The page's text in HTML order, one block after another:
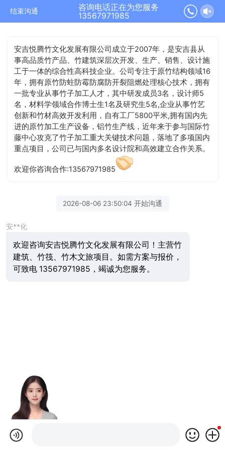
结束沟通
咨询电话正在为您服务
13567971985
安吉悦腾竹文化发展有限公司成立于2007年，是安吉县从
事高品质竹产品、竹建筑深层次开发、生产、销售、设计施
工于一体的综合性高科技企业。公司专注于原竹结构领域16
年，拥有原竹防蛀防霉防腐防开裂阻燃处理核心技术，拥有
一批专业从事竹子加工人才，其中研发成员3名，设计师5
名，材料学领域合作博士生1名及研究生5名,企业从事竹艺
创新和竹材高效开发利用，自有工厂5800平米,拥有国内先
进的原竹加工生产设备，铝竹生产线，近年来于参与国际竹
藤中心攻克了竹子加工重大关键技术问题，落地了多项国内
重点项目，公司已与国内多名设计院和高效建立合作关系。
欢迎你咨询合作:13567971985
2026-08-06 23:50:04 开始沟通
安**化
欢迎咨询安吉悦腾竹文化发展有限公司！主营竹
建筑、竹筏、竹木文旅项目。如需方案与报价，
可致电 13567971985，竭诚为您服务。